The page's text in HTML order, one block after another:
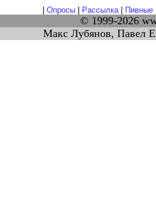
Опросы| Рассылка| Пивные
© 1999-2026
Макс Лубянов, Павел